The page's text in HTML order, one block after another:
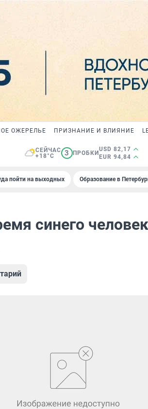
ОЖЕРЕЛЬЕ ПРИЗНАНИЕ И ВЛИЯНИЕ
СЕЙЧАС
+18°C
3 ПРОБКИ
USD 82,17
EUR 94,84
пойти на выходных Образование в
синего